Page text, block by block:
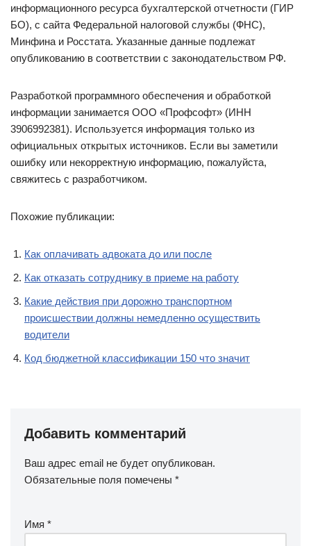
информационного ресурса бухгалтерской отчетности (ГИР
БО), с сайта Федеральной налоговой службы (ФНС),
Минфина и Росстата. Указанные данные подлежат
опубликованию в соответствии с законодательством РФ.
Разработкой программного обеспечения и обработкой
информации занимается ООО «Профсофт» (ИНН
3906992381). Используется информация только из
официальных открытых источников. Если вы заметили
ошибку или некорректную информацию, пожалуйста,
свяжитесь с разработчиком.
Похожие публикации:
Как оплачивать адвоката до или после
Как отказать сотруднику в приеме на работу
Какие действия при дорожно транспортном
происшествии должны немедленно осуществить
водители
Код бюджетной классификации 150 что значит
Добавить комментарий
Ваш адрес email не будет опубликован.
Обязательные поля помечены *
Имя *